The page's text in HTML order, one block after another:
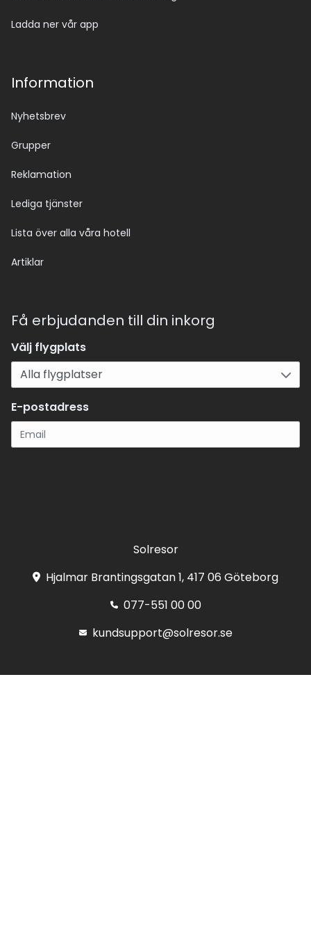
Ladda ner vår app
Information
Nyhetsbrev
Grupper
Reklamation
Lediga tjänster
Lista över alla våra hotell
Artiklar
Få erbjudanden till din inkorg
Välj flygplats
E-postadress
Solresor
Hjalmar Brantingsgatan 1, 417 06 Göteborg
077-551 00 00
kundsupport@solresor.se